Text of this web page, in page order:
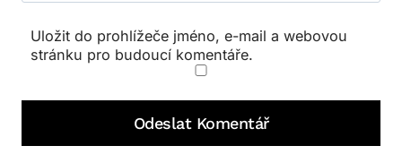
Uložit do prohlížeče jméno, e-mail a webovou
stránku pro budoucí komentáře.